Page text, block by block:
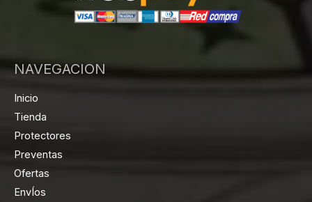
NAVEGACION
Inicio
Tienda
Protectores
Preventas
Ofertas
EnvÍos